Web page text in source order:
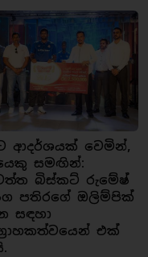
ආදර්ශයක් වෙමින්,
සමඟින්:
බිස්කට් රුමේෂ්
පතිරගේ ඔලිම්පික්
සඳහා
එක්